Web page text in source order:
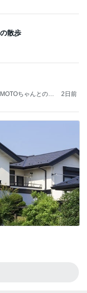
散歩
ちゃんとのは
2日前